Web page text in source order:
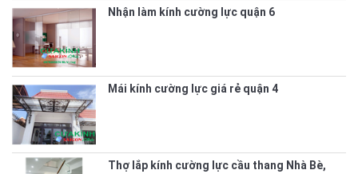
Nhận làm kính cường lực quận 6
Mái kính cường lực giá rẻ quận 4
Thợ lắp kính cường lực cầu thang Nhà Bè,